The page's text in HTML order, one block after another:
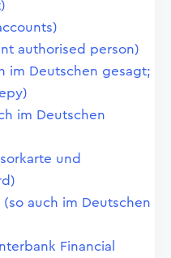
authorised person)
im Deutschen gesagt;
im Deutschen
und
auch im Deutschen
Financial